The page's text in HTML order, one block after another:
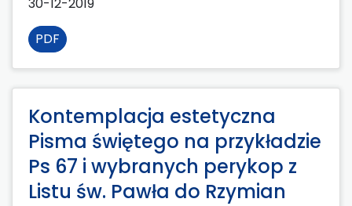
30-12-2019
PDF
Kontemplacja estetyczna
Pisma świętego na przykładzie
Ps 67 i wybranych perykop z
Listu św. Pawła do Rzymian